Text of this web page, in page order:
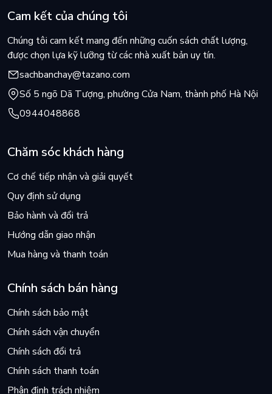
Cam kết của chúng tôi
Chúng tôi cam kết mang đến những cuốn sách chất lượng,
được chọn lựa kỹ lưỡng từ các nhà xuất bản uy tín.
sachbanchay@tazano.com
Số 5 ngõ Dã Tượng, phường Cửa Nam, thành phố Hà Nội
0944048868
Chăm sóc khách hàng
Cơ chế tiếp nhận và giải quyết
Quy định sử dụng
Bảo hành và đổi trả
Hướng dẫn giao nhận
Mua hàng và thanh toán
Chính sách bán hàng
Chính sách bảo mật
Chính sách vận chuyển
Chính sách đổi trả
Chính sách thanh toán
Phân định trách nhiệm